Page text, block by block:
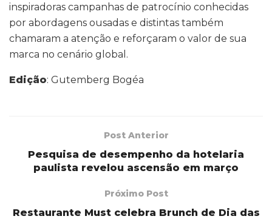
inspiradoras campanhas de patrocínio conhecidas
por abordagens ousadas e distintas também
chamaram a atenção e reforçaram o valor de sua
marca no cenário global.
Edição: Gutemberg Bogéa
Post Anterior
Pesquisa de desempenho da hotelaria
paulista revelou ascensão em março
Próximo Post
Restaurante Must celebra Brunch de Dia das